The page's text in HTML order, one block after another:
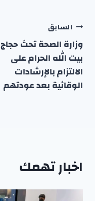
تصفّح
المقالات
السابق
وزارة الصحة تحث حجاج
بيت الله الحرام على
الالتزام بالإرشادات
الوقائية بعد عودتهم
اخبار تهمك